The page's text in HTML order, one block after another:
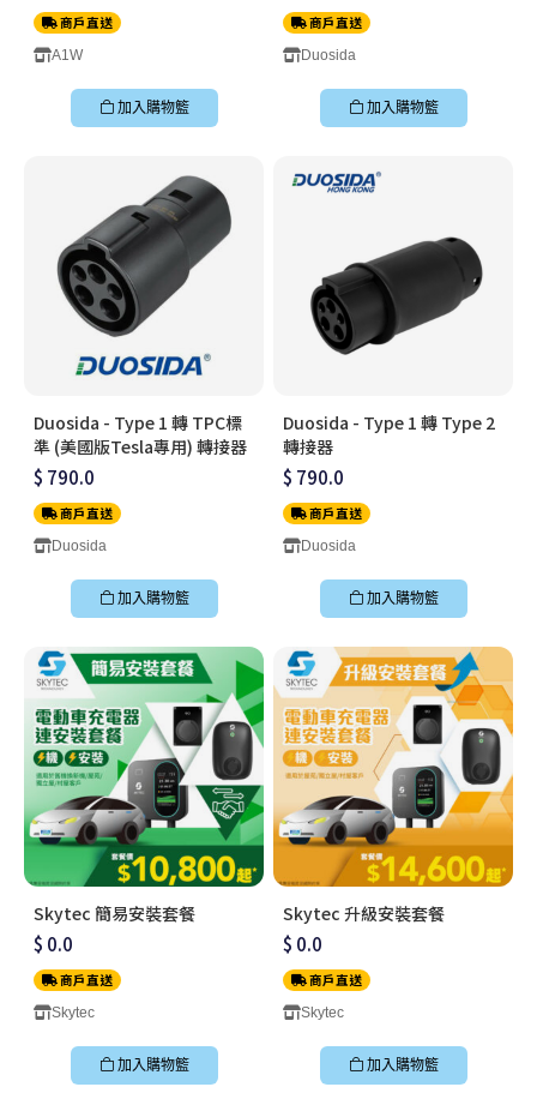
商戶直送
A1W
加入購物籃
商戶直送
Duosida
加入購物籃
Duosida - Type 1 轉 TPC標
準 (美國版Tesla專用) 轉接器
$ 790.0
商戶直送
Duosida
加入購物籃
Duosida - Type 1 轉 Type 2
轉接器
$ 790.0
商戶直送
Duosida
加入購物籃
Skytec 簡易安裝套餐
$ 0.0
商戶直送
Skytec
加入購物籃
Skytec 升級安裝套餐
$ 0.0
商戶直送
Skytec
加入購物籃